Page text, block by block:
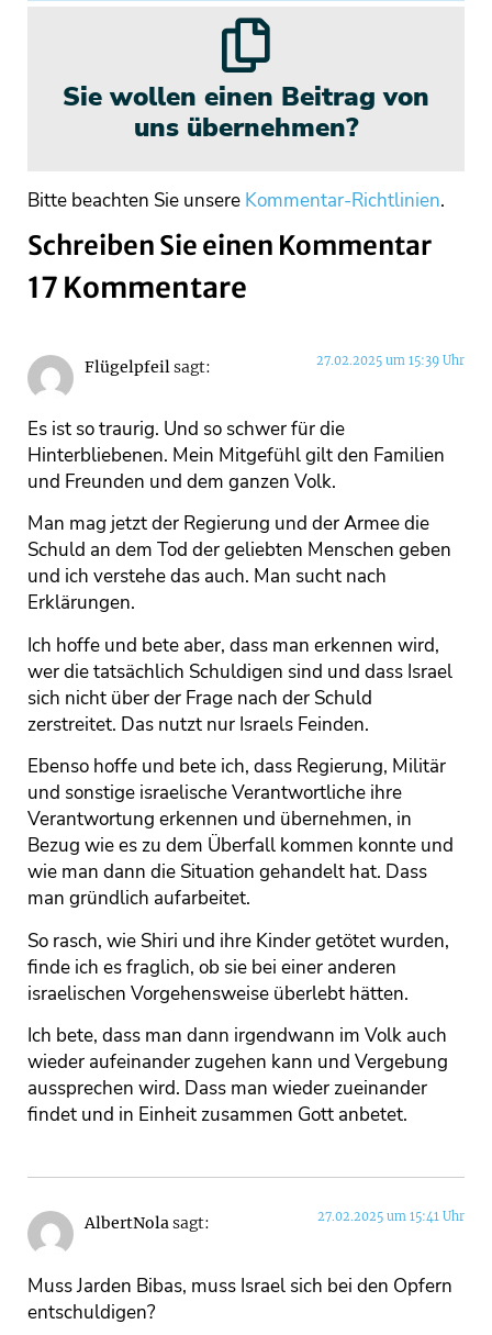
Sie wollen einen Beitrag von
uns übernehmen?
Bitte beachten Sie unsere Kommentar-Richtlinien.
Schreiben Sie einen Kommentar
17 Kommentare
Flügelpfeilsagt: 27.02.2025 um 15:39 Uhr
Es ist so traurig. Und so schwer für die
Hinterbliebenen. Mein Mitgefühl gilt den Familien
und Freunden und dem ganzen Volk.
Man mag jetzt der Regierung und der Armee die
Schuld an dem Tod der geliebten Menschen geben
und ich verstehe das auch. Man sucht nach
Erklärungen.
Ich hoffe und bete aber, dass man erkennen wird,
wer die tatsächlich Schuldigen sind und dass Israel
sich nicht über der Frage nach der Schuld
zerstreitet. Das nutzt nur Israels Feinden.
Ebenso hoffe und bete ich, dass Regierung, Militär
und sonstige israelische Verantwortliche ihre
Verantwortung erkennen und übernehmen, in
Bezug wie es zu dem Überfall kommen konnte und
wie man dann die Situation gehandelt hat. Dass
man gründlich aufarbeitet.
So rasch, wie Shiri und ihre Kinder getötet wurden,
finde ich es fraglich, ob sie bei einer anderen
israelischen Vorgehensweise überlebt hätten.
Ich bete, dass man dann irgendwann im Volk auch
wieder aufeinander zugehen kann und Vergebung
aussprechen wird. Dass man wieder zueinander
findet und in Einheit zusammen Gott anbetet.
AlbertNolasagt: 27.02.2025 um 15:41 Uhr
Muss Jarden Bibas, muss Israel sich bei den Opfern
entschuldigen?